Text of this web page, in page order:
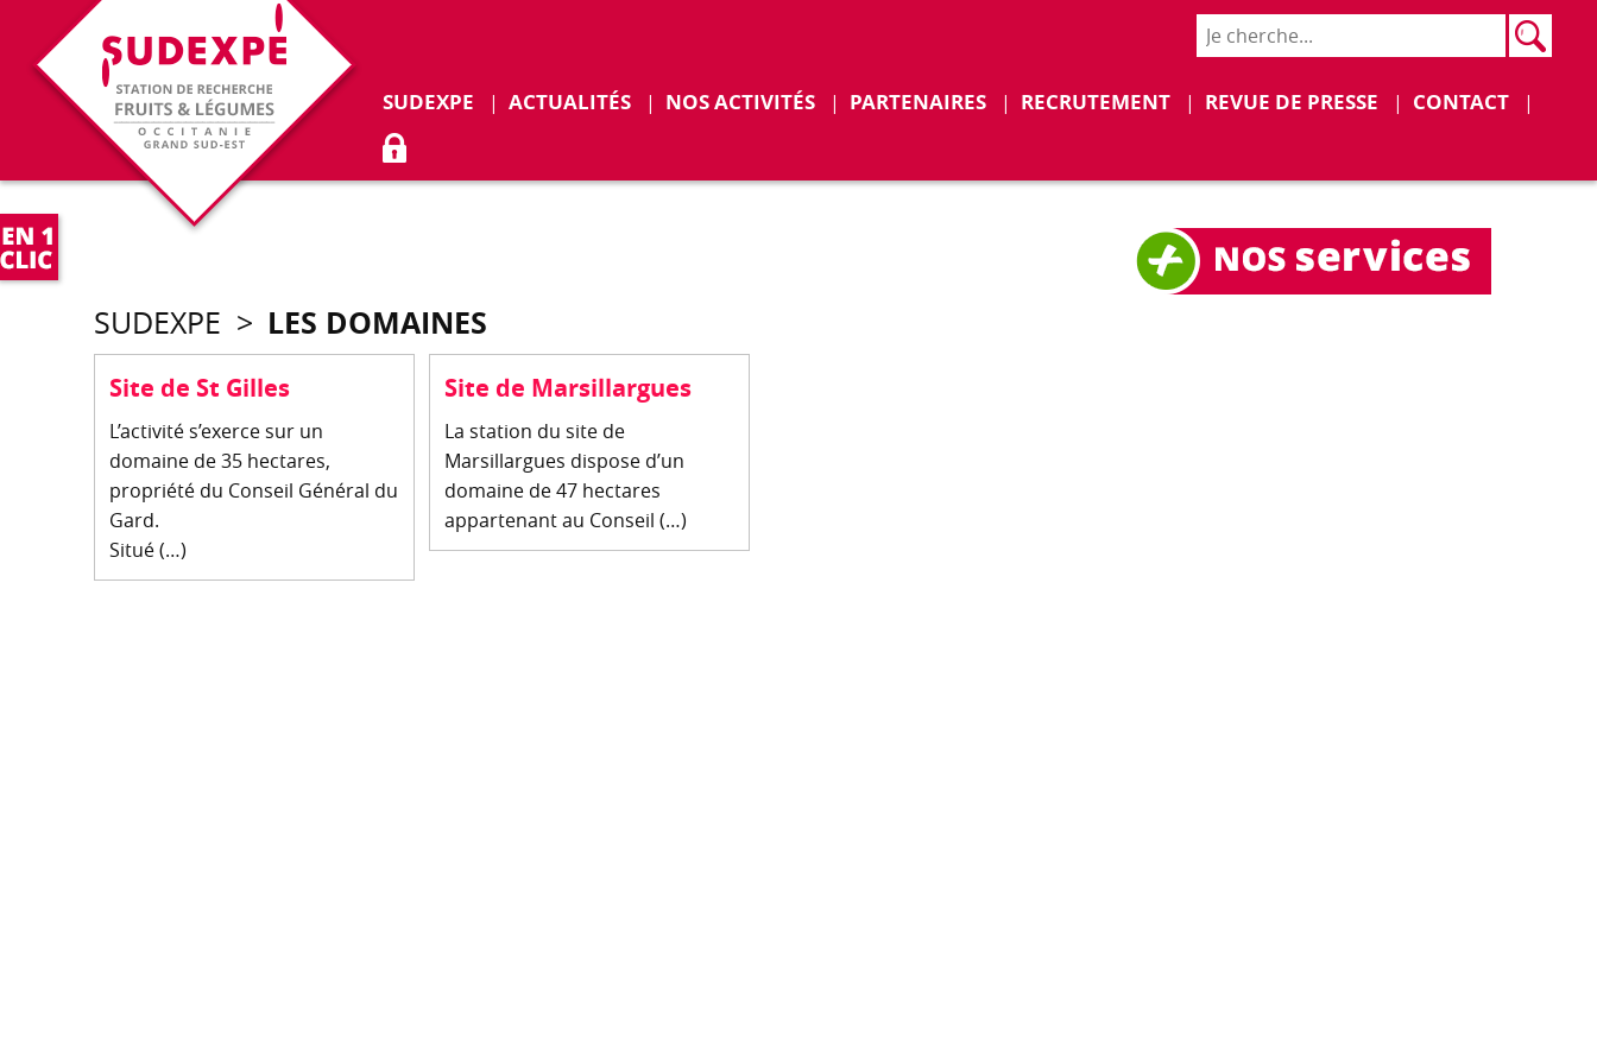
SUDEXPE Déplier
ACTUALITÉS NOS ACTIVITÉS Déplier
PARTENAIRES RECRUTEMENT Déplier
REVUE DE PRESSE Déplier
CONTACT
ACCÈS ADHÉRENTS
SUDEXPE > LES DOMAINES
Site de St Gilles
L’activité s’exerce sur un
domaine de 35 hectares,
propriété du Conseil Général du
Gard.
Situé (…)
Site de Marsillargues
La station du site de
Marsillargues dispose d’un
domaine de 47 hectares
appartenant au Conseil (…)